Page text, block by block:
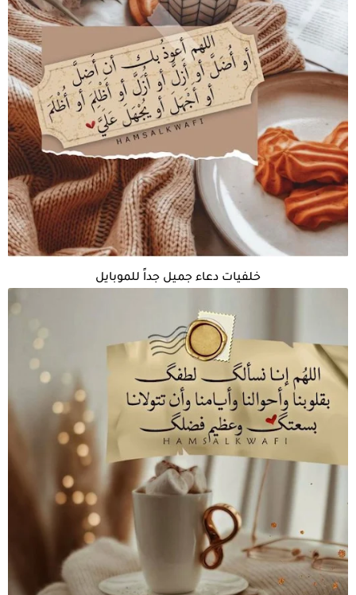
خلفيات دعاء جميل جداً للموبايل